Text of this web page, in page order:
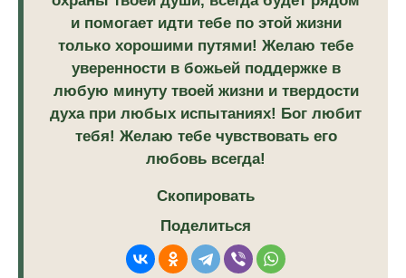
и помогает идти тебе по этой жизни
только хорошими путями! Желаю тебе
уверенности в божьей поддержке в
любую минуту твоей жизни и твердости
духа при любых испытаниях! Бог любит
тебя! Желаю тебе чувствовать его
любовь всегда!
Скопировать
Поделиться